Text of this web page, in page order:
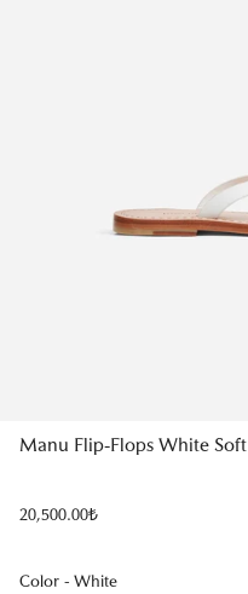
Manu Flip-Flops White Soft
Regular
20,500.00₺
Color - White